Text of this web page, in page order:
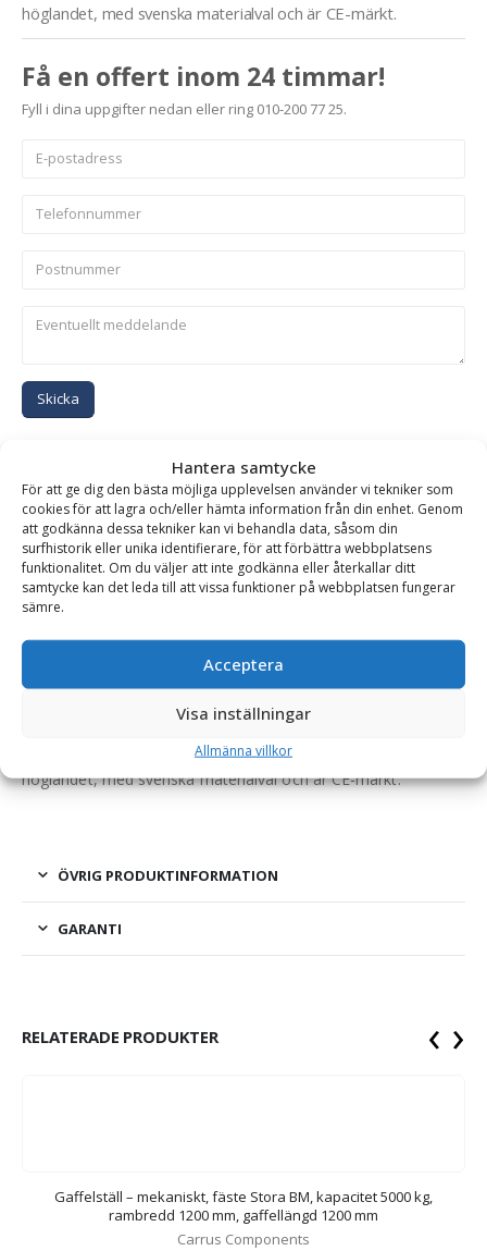
Hantera samtycke
För att ge dig den bästa möjliga upplevelsen använder vi tekniker som
cookies för att lagra och/eller hämta information från din enhet. Genom
att godkänna dessa tekniker kan vi behandla data, såsom din
surfhistorik eller unika identifierare, för att förbättra webbplatsens
funktionalitet. Om du väljer att inte godkänna eller återkallar ditt
samtycke kan det leda till att vissa funktioner på webbplatsen fungerar
sämre.
Acceptera
Visa inställningar
Allmänna villkor
höglandet, med svenska materialval och är CE-märkt.
Få en offert inom 24 timmar!
Fyll i dina uppgifter nedan eller ring 010-200 77 25.
Skicka
Se alla produkter inom samma kategori
Hjullastare & Traktor
BESKRIVNING
Gaffelställ – mekaniskt, fäste Stora BM, kapacitet 5000
kg, rambredd 1500 mm, gaffellängd 1600 mm
Ett robust gaffelställ som har manuellt justerbara gaffelben
och bra genomsikt. Gaffelstället är tillverkat på Småländska
höglandet, med svenska materialval och är CE-märkt.
ÖVRIG PRODUKTINFORMATION
GARANTI
RELATERADE PRODUKTER
Gaffelställ – mekaniskt, fäste Stora BM, kapacitet 5000 kg,
rambredd 1200 mm, gaffellängd 1200 mm
Carrus Components
‹ ›